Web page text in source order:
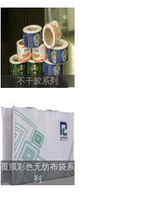
不干胶系列
覆膜彩色无纺布袋系
列